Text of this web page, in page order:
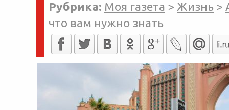
Рубрика: Моя газета > Жизнь >
что вам нужно знать